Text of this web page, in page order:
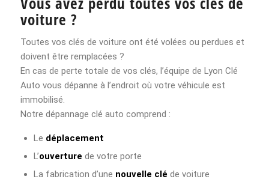
voiture ?
Toutes vos clés de voiture ont été volées ou perdues et
doivent être remplacées ?
En cas de perte totale de vos clés, l’équipe de Lyon Clé
Auto vous dépanne à l’endroit où votre véhicule est
immobilisé.
Notre dépannage clé auto comprend :
Le déplacement
L’ouverture de votre porte
La fabrication d’une nouvelle clé de voiture